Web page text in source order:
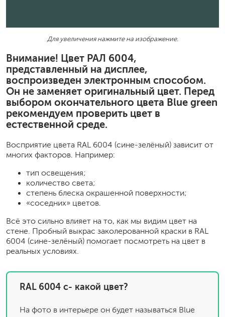
Для увеличения нажмите на изображение.
Внимание! Цвет РАЛ 6004,
представленный на дисплее,
воспроизведен электронным способом.
Он не заменяет оригинальный цвет. Перед
выбором окончательного цвета Blue green
рекомендуем проверить цвет в
естественной среде.
Восприятие цвета RAL 6004 (cине-зелёный) зависит от
многих факторов. Например:
тип освещения;
количество света;
степень блеска окрашенной поверхности;
«соседних» цветов.
Всё это сильно влияет на то, как мы видим цвет на
стене. Пробный выкрас заколерованной краски в RAL
6004 (cине-зелёный) помогает посмотреть на цвет в
реальных условиях.
RAL 6004 c- какой цвет?
На фото в интерьере он будет называться Blue